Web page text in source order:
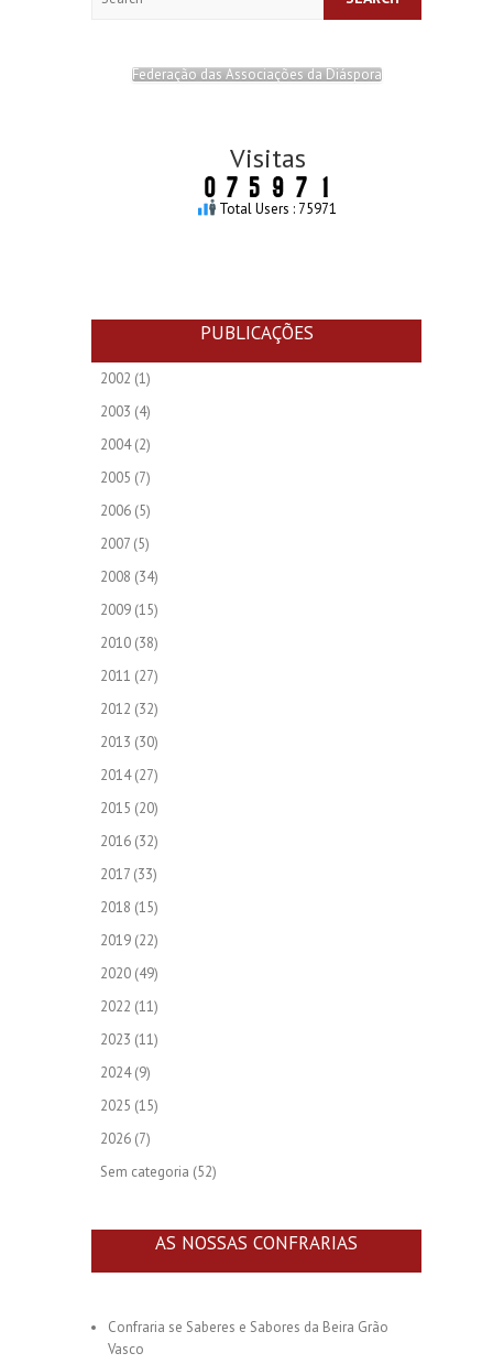
Federação das Associações da Diáspora
Visitas
Total Users : 75971
PUBLICAÇÕES
2002 (1)
2003 (4)
2004(2)
2005 (7)
2006 (5)
2007 (5)
2008 (34)
2009 (15)
2010 (38)
2011 (27)
2012 (32)
2013 (30)
2014(27)
2015 (20)
2016 (32)
2017 (33)
2018 (15)
2019 (22)
2020 (49)
2022 (11)
2023 (11)
2024(9)
2025 (15)
2026 (7)
Sem categoria (52)
AS NOSSAS CONFRARIAS
Confraria se Saberes e Sabores da Beira Grão
Vasco